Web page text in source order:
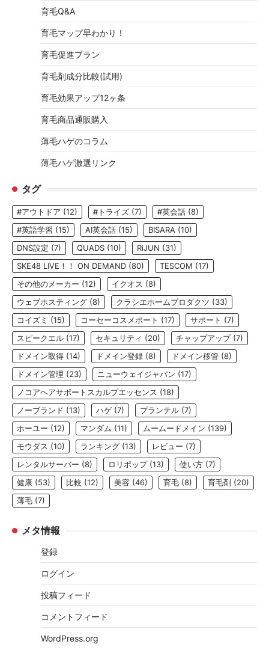
育毛Q&A
育毛マップ早わかり！
育毛促進プラン
育毛剤成分比較(試用)
育毛効果アップ12ヶ条
育毛商品通販購入
薄毛ハゲのコラム
薄毛ハゲ激選リンク
タグ
#アウトドア (12) #トライズ (7) #英会話 (8)
#英語学習 (15) AI英会話 (15) BISARA (10)
DNS設定 (7) QUADS (10) RiJUN (31)
SKE48 LIVE！！ ON DEMAND (80) TESCOM (17)
その他のメーカー (12) イクオス (8)
ウェブホスティング (8) クラシエホームプロダクツ (33)
コイズミ (15) コーセーコスメポート (17) サポート (7)
スピークエル (17) セキュリティ (20) チャップアップ(7)
ドメイン取得 (14) ドメイン登録 (8) ドメイン移管 (8)
ドメイン管理 (23) ニューウェイジャパン (17)
ノコアヘアサポートスカルプエッセンス (18)
ノーブランド (13) ハゲ (7) プランテル (7)
ホーユー (12) マンダム (11) ムームードメイン (139)
モウダス (10) ランキング (13) レビュー (7)
レンタルサーバー (8) ロリポップ(13) 使い方 (7)
健康 (53) 比較 (12) 美容 (46) 育毛 (8) 育毛剤 (20)
薄毛 (7)
メタ情報
登録
ログイン
投稿フィード
コメントフィード
WordPress.org